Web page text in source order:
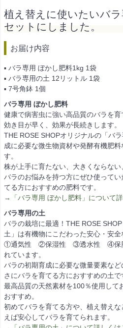
植え替えに使いたいバ
セットにしました。
お届け内容
▪ バラ専用 ぼかし肥料1kg 1袋
▪ バラ専用の土 12リットル 1袋
▪ 7号角鉢 1個
バラ専用 ぼかし肥料
健康で病害虫に強い高品質のバラを育
効き目が早く、効果が長続きします。
THE ROSE SHOPオリジナルの「バ
成に必要な微生物資材や発酵有機肥
す。
株が上手に育たない、大きくならな
バラのお悩みを持つ方にぜひ使って
てる方におすすめの肥料です。
→「バラ専用 ぼかし肥料」について
バラ専用の土
バラの栽培に最適！THE ROSE
土」は有機物にこだわった安心・安全
①通気性 ②保湿性 ③透水性 ④保
れています。
バラの初期育成に必要な微量要素な
さにバラを育てる方におすすめの土で
最高品質の天然素材を100％使用して
おすすめ。
初めてバラを育てる方や、植え替え
えば安心してバラを育てられます。